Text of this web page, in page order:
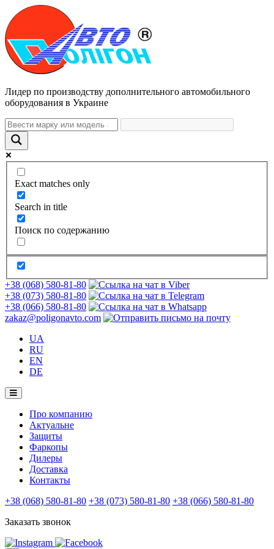
Лидер по производству дополнительного автомобильного
оборудования в Украине
Exact matches only
Search in title
Поиск по содержанию
+38 (068) 580-81-80
+38 (073) 580-81-80
+38 (066) 580-81-80
zakaz@poligonavto.com
UA
RU
EN
DE
Про компанию
Актуальне
Защиты
Фаркопы
Дилеры
Доставка
Контакты
+38 (068) 580-81-80 +38 (073) 580-81-80 +38 (066) 580-81-80
Заказать звонок